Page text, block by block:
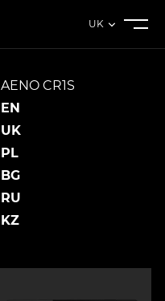
UK
AENO CR1S
EN
UK
PL
BG
RU
KZ